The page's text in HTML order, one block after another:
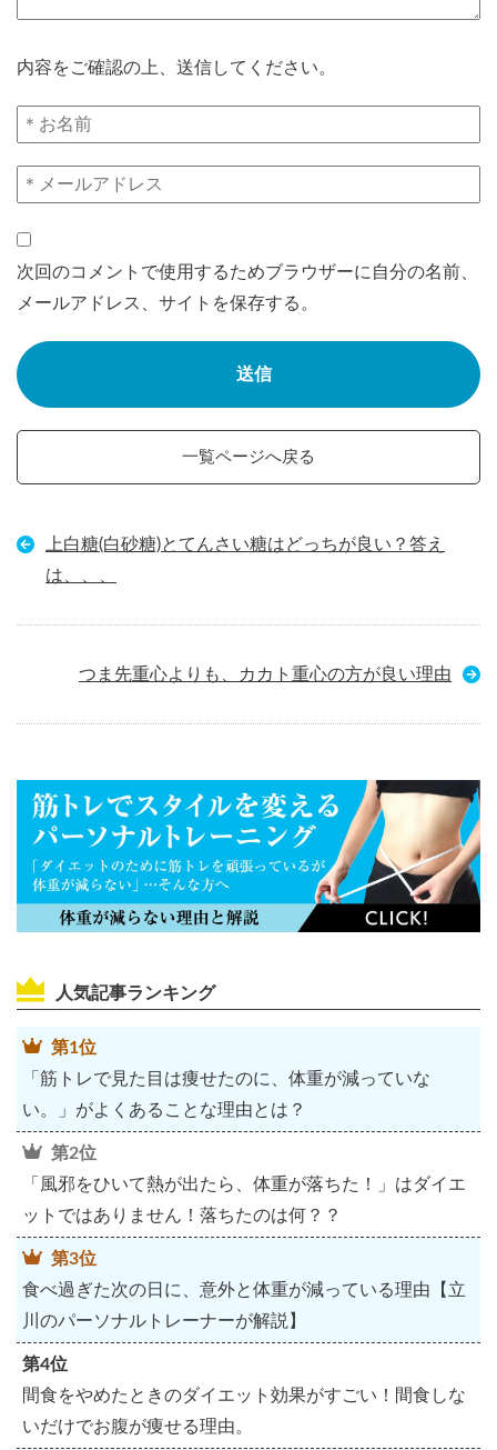
内容をご確認の上、送信してください。
次回のコメントで使用するためブラウザーに自分の名前、
メールアドレス、サイトを保存する。
一覧ページへ戻る
上白糖(白砂糖)とてんさい糖はどっちが良い？答え
は、、、
つま先重心よりも、カカト重心の方が良い理由
人気記事ランキング
第1位
「筋トレで見た目は痩せたのに、体重が減っていな
い。」がよくあることな理由とは？
第2位
「風邪をひいて熱が出たら、体重が落ちた！」はダイエ
ットではありません！落ちたのは何？？
第3位
食べ過ぎた次の日に、意外と体重が減っている理由【立
川のパーソナルトレーナーが解説】
第4位
間食をやめたときのダイエット効果がすごい！間食しな
いだけでお腹が痩せる理由。